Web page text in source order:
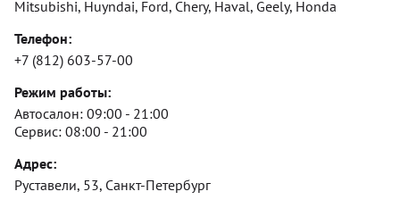
Mitsubishi, Huyndai, Ford, Chery, Haval, Geely, Honda
Телефон:
+7 (812) 603-57-00
Режим работы:
Автосалон: 09:00 - 21:00
Сервис: 08:00 - 21:00
Адрес:
Руставели, 53, Санкт-Петербург